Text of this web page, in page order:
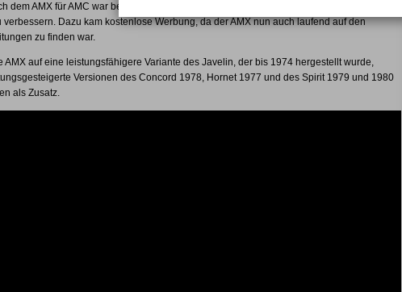
dem AMX für AMC war beträchtlich. Er trug maßgeblich dazu bei, das Ansehen von AMC
verbessern. Dazu kam kostenlose Werbung, da der AMX nun auch laufend auf den
zu finden war.
AMX auf eine leistungsfähigere Variante des Javelin, der bis 1974 hergestellt wurde,
Versionen des Concord 1978, Hornet 1977 und des Spirit 1979 und 1980
als Zusatz.